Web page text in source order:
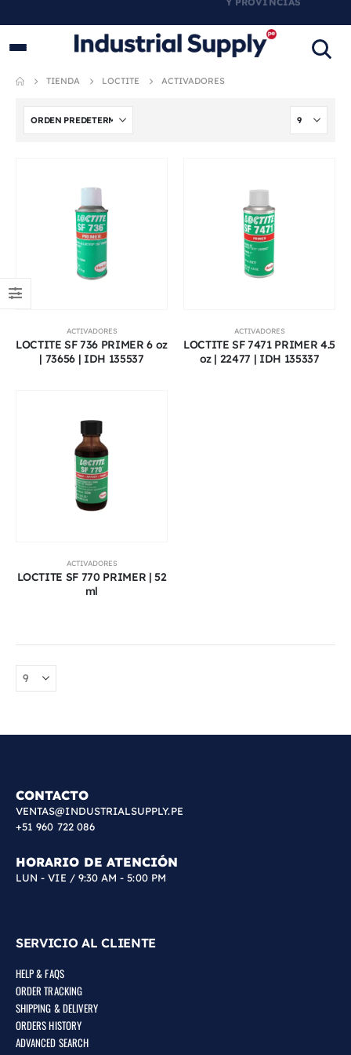
PRODUCTOS INDUSTRIALES
TIENDA LOCTITE ACTIVADORES
ACTIVADORES
LOCTITE SF 736 PRIMER 6 oz
| 73656 | IDH 135537
ACTIVADORES
LOCTITE SF 7471 PRIMER 4.5
oz | 22477 | IDH 135337
ACTIVADORES
LOCTITE SF 770 PRIMER | 52
ml
CONTACTO
VENTAS@INDUSTRIALSUPPLY.PE
+51 960 722 086
HORARIO DE ATENCIÓN
LUN - VIE / 9:30 AM - 5:00 PM
SERVICIO AL CLIENTE
HELP & FAQS
ORDER TRACKING
SHIPPING & DELIVERY
ORDERS HISTORY
ADVANCED SEARCH